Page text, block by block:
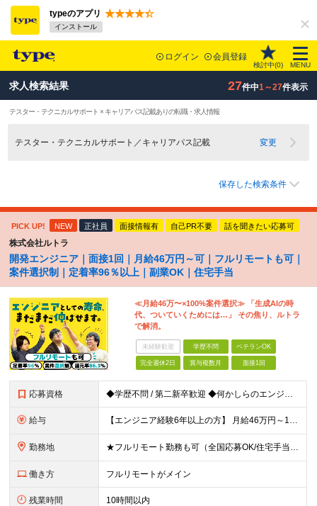
typeのアプリ
インストール
ログイン 会員登録
検討中(0) MENU
求人検索結果 27件中1～27件表示
テスター・テクニカルサポート × キャリアパス記載ありの転職・求人情報
テスター・テクニカルサポート／キャリアパス記載 変更
保存した検索条件
PICK UP! NEW 正社員 面接情報有 自己PR不要 話を聞きたい応募可
株式会社ルトラ
開発エンジニア｜面接1回｜月給46万円～可｜フルリモートも可｜
案件選択制｜定着率96％以上｜副業OK｜住宅手当
≪月給46万〜×100%案件選択≫ 「生成AIの時
代、ついていくためには…」 その焦り、ルトラ
で解消。
未経験歓迎 学歴不問 ベテランOK
完全週休2日 賞与複数月 面接1回
応募資格 ◆学歴不問 / 第二新卒歓迎 ◆何かしらのエンジニア経験をお持ちの方 （言語・期間・フェーズ不問） 経験浅めの方も遠慮なくご応募ください！ ■入社前Q＆A ────── ◎実力に見合った報酬が手に
給与 【エンジニア経験6年以上の方】 月給46万円～100万円（固定残業代含む） ※上記月給には月30時間分の固定残業代（月8万7,400円～月19万円）を含む。超過分は全額支給。 【エンジニア経験4年以
勤務地 ★フルリモート勤務も可（全国応募OK/住宅手当を支給します） ※案件によって常駐が必要になる場合があります。 ※希望がない限り、転勤はありません ※U・Iターン歓迎 ★ルトラの社員は全国各地で活躍中
働き方 フルリモートがメイン
残業時間 10時間以内